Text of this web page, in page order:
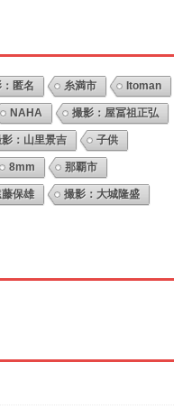
匿名 糸満市 Itoman
NAHA 撮影：屋冨祖正弘
：山里景吉 子供
8mm 那覇市
保雄 撮影：大城隆盛